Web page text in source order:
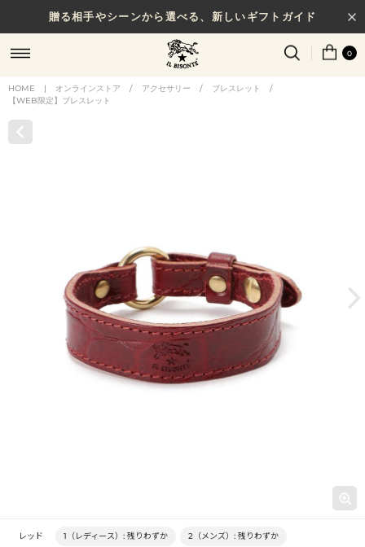
贈る相手やシーンから選べる、新しいギフトガイド
0
HOME | オンラインストア / アクセサリー / ブレスレット
/
【WEB限定】ブレスレット
レッド 1（レディース）: 残りわずか 2（メンズ）: 残りわずか